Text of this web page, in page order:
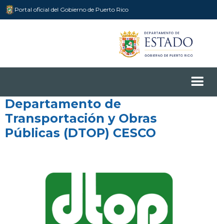
Portal oficial del Gobierno de Puerto Rico
Departamento de
Transportación y Obras
Públicas (DTOP) CESCO